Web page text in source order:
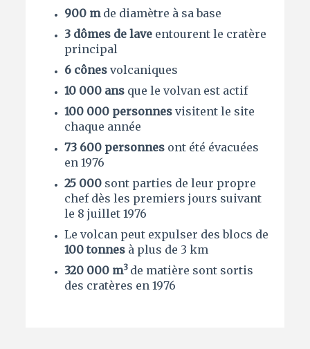
900 mde diamètre à sa base
3 dômes de lave entourent le cratère
principal
6 cônes volcaniques
10 000 ans que le volvan est actif
100 000 personnes visitent le site
chaque année
73 600 personnes ont été évacuées
en 1976
25 000 sont parties de leur propre
chef dès les premiers jours suivant
le 8 juillet 1976
Le volcan peut expulser des blocs de
100 tonnes à plus de 3 km
320 000 m3 de matière sont sortis
des cratères en 1976